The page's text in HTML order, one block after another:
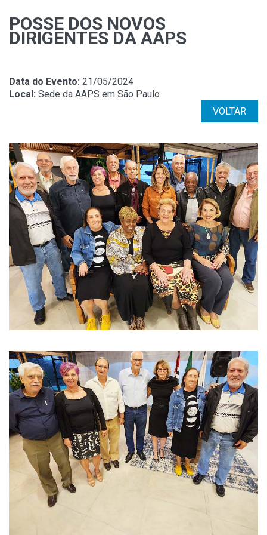
POSSE DOS NOVOS
DIRIGENTES DA AAPS
Data do Evento: 21/05/2024
Local: Sede da AAPS em São Paulo
VOLTAR